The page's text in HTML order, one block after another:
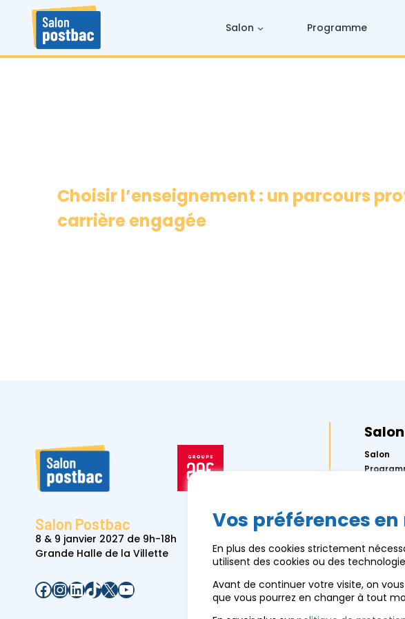
Salon Programme
Choisir l’enseignement : un parcours
carrière engagée
Salon Postbac
8 & 9 janvier 2027 de 9h-18h
Grande Halle de la Villette
Facebook
Instagram
LinkedIn
TikTok
X YouTube
Salon
Vos préférences
En plus des cookies strictement
utilisent des cookies ou des
Avant de continuer votre visite, on
que vous pourrez en changer à tout